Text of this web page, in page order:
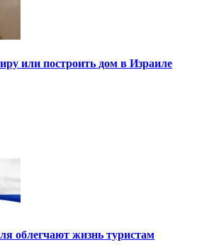
или построить дом в Израиле
облегчают жизнь туристам